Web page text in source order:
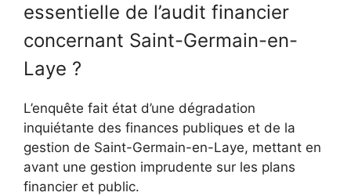
essentielle de l’audit financier
concernant Saint-Germain-en-
Laye ?
L’enquête fait état d’une dégradation
inquiétante des finances publiques et de la
gestion de Saint-Germain-en-Laye, mettant en
avant une gestion imprudente sur les plans
financier et public.